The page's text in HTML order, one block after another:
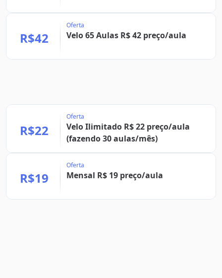
R$42
Oferta
Velo 65 Aulas R$ 42 preço/aula
R$22
Oferta
Velo Ilimitado R$ 22 preço/aula
(fazendo 30 aulas/mês)
R$19
Oferta
Mensal R$ 19 preço/aula